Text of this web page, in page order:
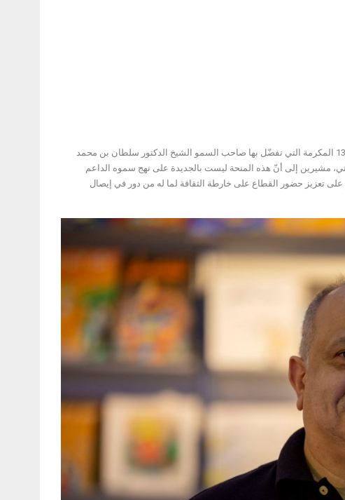
ثمّن مسؤولوا دور النشر المشاركون في “مهرجان الشارقة القرائي للطفل” بدورته الـ13 المكرمة التي تفضّل بها صاحب السمو الشيخ الدكتور سلطان بن محمد
الشارقة، والتي تتمثل في 2.5 مليون درهم إماراتي، مشيرين إلى أنّ هذه المنحة ليست بالجديدة على نهج سموه الداعم
على تعزيز حضور القطاع على خارطة الثقافة لما له من دور في إيصال